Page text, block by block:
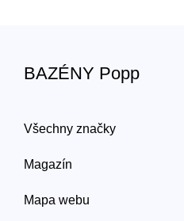
BAZÉNY Popp
Všechny značky
Magazín
Mapa webu